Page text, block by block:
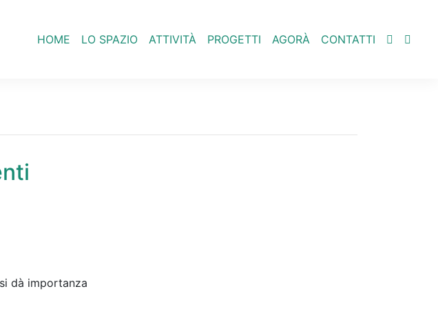
HOME LO SPAZIO ATTIVITÀ PROGETTI AGORÀ CONTATTI
dà importanza